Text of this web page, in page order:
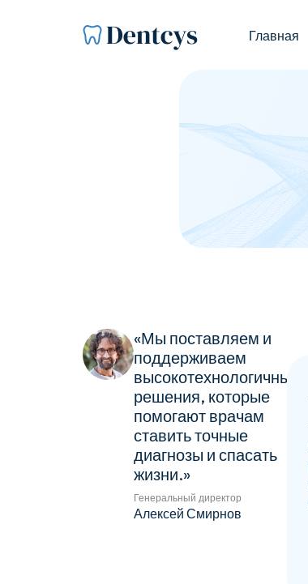
Главная
«Мы поставляем и
поддерживаем
высокотехнологичные
решения, которые
помогают врачам
ставить точные
диагнозы и спасать
жизни.»
Генеральный директор
Алексей Смирнов